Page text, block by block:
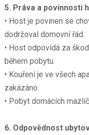
5. Práva a povinnosti
• Host je povinen se
dodržoval domovní řád.
• Host odpovídá za
během pobytu.
• Kouření je ve všech
zakázáno.
• Pobyt domácích
6. Odpovědnost